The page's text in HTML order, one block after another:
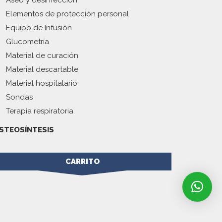
Elementos de protección personal
Equipo de Infusión
Glucometría
Material de curación
Material descartable
Material hospitalario
Sondas
Terapia respiratoria
CARRITO